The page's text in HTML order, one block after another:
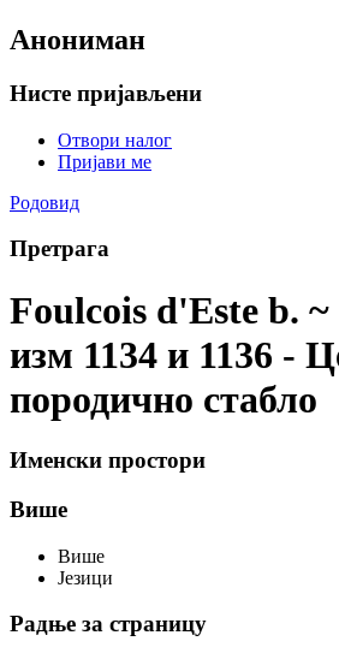
Анониман
Нисте пријављени
Отвори налог
Пријави ме
Родовид
Претрага
Foulcois d'Este b. ~
изм 1134 и 1136 -
породично стабло
Именски простори
Више
Више
Језици
Радње за страницу